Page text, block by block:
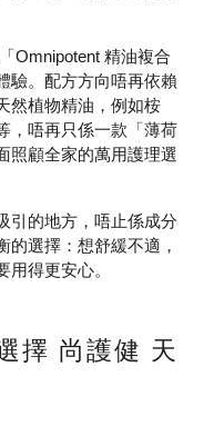
Omnipotent 精油複合
驗。配方方向唔再依賴
然植物精油，例如桉
，唔再只係一款「薄荷
照顧全家的萬用護理選
引的地方，唔止係成分
的選擇：想舒緩不適，
得更安心。
擇 尚護健 天